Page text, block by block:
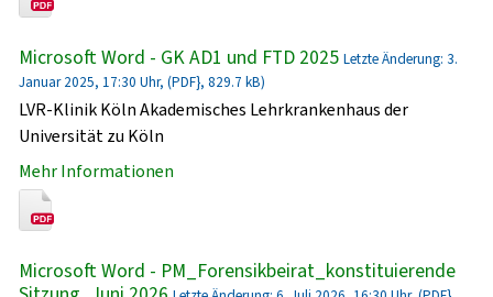
Microsoft Word - GK AD1 und FTD 2025 Letzte Änderung: 3.
Januar 2025, 17:30 Uhr, (PDF}, 829.7 kB)
LVR-Klinik Köln Akademisches Lehrkrankenhaus der
Universität zu Köln
Mehr Informationen
Microsoft Word - PM_Forensikbeirat_konstituierende